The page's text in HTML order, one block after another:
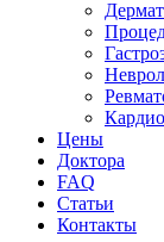
Цены
Доктора
FAQ
Статьи
Контакты